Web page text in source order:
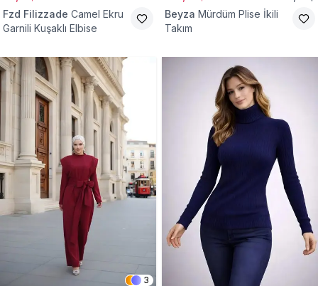
Fzd Filizzade Camel Ekru
Garnili Kuşaklı Elbise
Beyza Mürdüm Plise İkili
Takım
3